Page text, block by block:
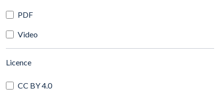
PDF
Video
Licence(automatic content reloading)
CC BY 4.0